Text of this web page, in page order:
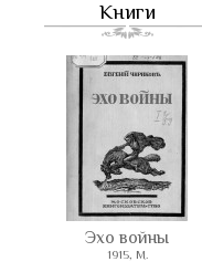
Книги
Эхо войны
1915, М.